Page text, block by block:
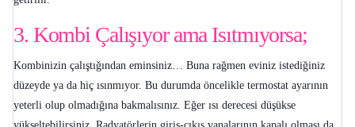
3. Kombi Çalışıyor ama Isıtmıyorsa;
Kombinizin çalıştığından eminsiniz… Buna rağmen eviniz istediğiniz
düzeyde ya da hiç ısınmıyor. Bu durumda öncelikle termostat ayarının
yeterli olup olmadığına bakmalısınız. Eğer ısı derecesi düşükse